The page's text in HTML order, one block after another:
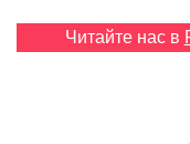
Читайте нас в